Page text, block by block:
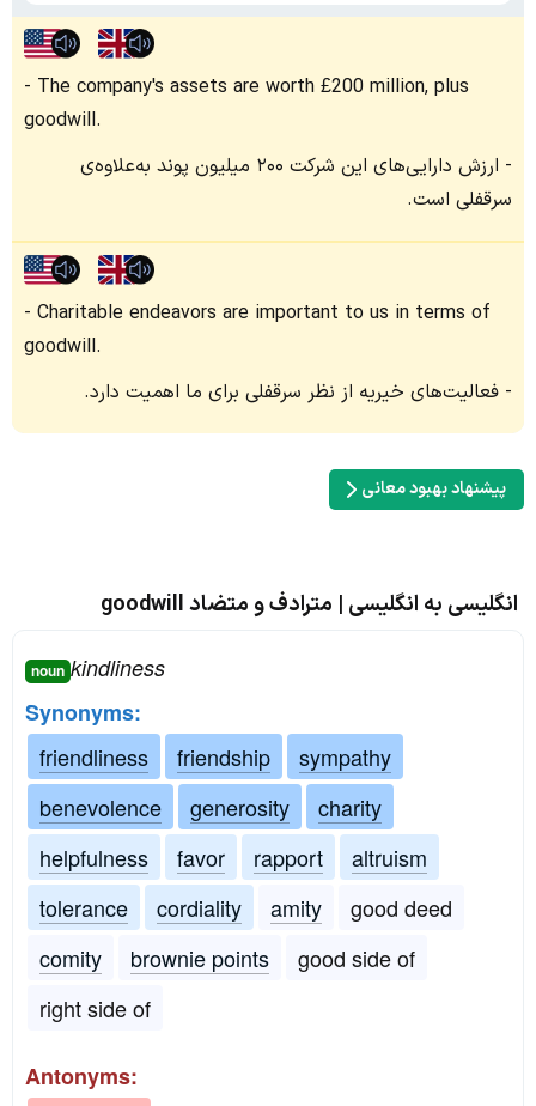
The company's assets are worth £200 million, plus
goodwill.
ارزش دارایی‌های این شرکت ۲۰۰ میلیون پوند به‌علاوه‌ی
سرقفلی است.
Charitable endeavors are important to us in terms of
goodwill.
فعالیت‌های خیریه از نظر سرقفلی برای ما اهمیت دارد.
پیشنهاد بهبود معانی
انگلیسی به انگلیسی | مترادف و متضاد goodwill
noun kindliness
Synonyms:
friendliness
friendship
sympathy
benevolence
generosity
charity
helpfulness
favor rapport
altruism
tolerance
cordiality amity
good deed
comity
brownie points
good side of
right side of
Antonyms: